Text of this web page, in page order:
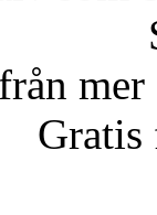
Gratis